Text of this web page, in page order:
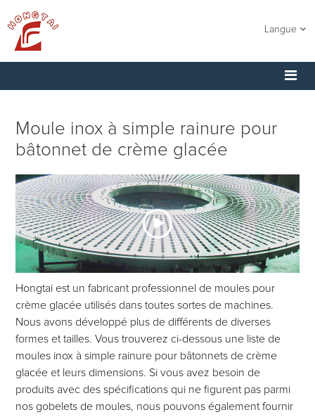
Langue
Moule inox à simple rainure pour
bâtonnet de crème glacée
Hongtai est un fabricant professionnel de moules pour
crème glacée utilisés dans toutes sortes de machines.
Nous avons développé plus de différents de diverses
formes et tailles. Vous trouverez ci-dessous une liste de
moules inox à simple rainure pour bâtonnets de crème
glacée et leurs dimensions. Si vous avez besoin de
produits avec des spécifications qui ne figurent pas parmi
nos gobelets de moules, nous pouvons également fournir